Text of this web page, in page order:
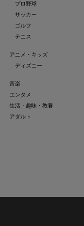
プロ野球
サッカー
ゴルフ
テニス
アニメ・キッズ
ディズニー
音楽
エンタメ
生活・趣味・教養
アダルト